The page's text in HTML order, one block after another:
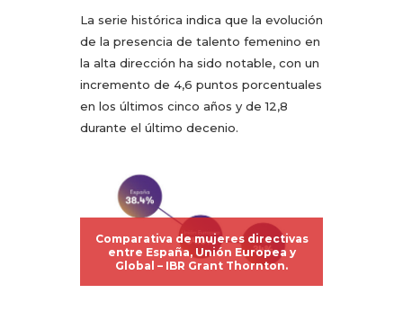
La serie histórica indica que la evolución
de la presencia de talento femenino en
la alta dirección ha sido notable, con un
incremento de 4,6 puntos porcentuales
en los últimos cinco años y de 12,8
durante el último decenio.
Comparativa de mujeres directivas
entre España, Unión Europea y
Global – IBR Grant Thornton.